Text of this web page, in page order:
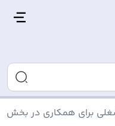
برای همکاری در بخش